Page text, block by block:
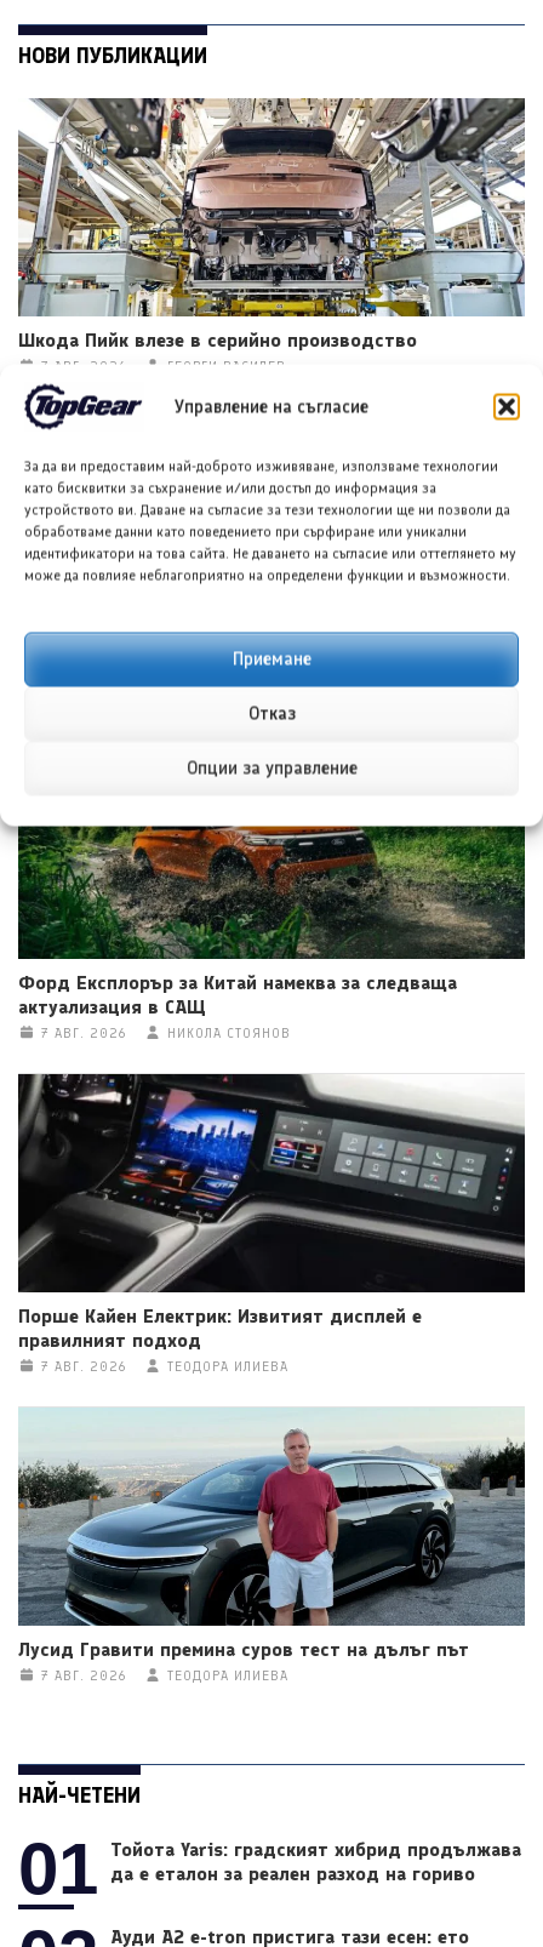
Управление на съгласие
За да ви предоставим най-доброто изживяване, използваме технологии
като бисквитки за съхранение и/или достъп до информация за
устройството ви. Даване на съгласие за тези технологии ще ни позволи да
обработваме данни като поведението при сърфиране или уникални
идентификатори на това сайта. Не даването на съгласие или оттеглянето му
може да повлияе неблагоприятно на определени функции и възможности.
Приемане
Отказ
Опции за управление
НОВИ ПУБЛИКАЦИИ
Шкода Пийк влезе в серийно производство
7 АВГ. 2026 ГЕОРГИ ВАСИЛЕВ
Тойота Hilux вече и с две места за сериозни данъчни
Форд Експлорър за Китай намеква за следваща
актуализация в САЩ
7 АВГ. 2026 НИКОЛА СТОЯНОВ
Порше Кайен Електрик: Извитият дисплей е
правилният подход
7 АВГ. 2026 ТЕОДОРА ИЛИЕВА
Лусид Гравити премина суров тест на дълъг път
7 АВГ. 2026 ТЕОДОРА ИЛИЕВА
НАЙ-ЧЕТЕНИ
01
Тойота Yaris: градският хибрид продължава
да е еталон за реален разход на гориво
Ауди A2 e-tron пристига тази есен: ето